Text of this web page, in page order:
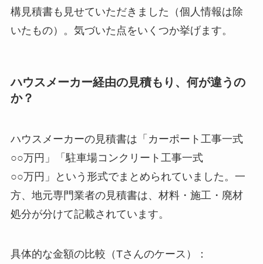
構見積書も見せていただきました（個人情報は除
いたもの）。気づいた点をいくつか挙げます。
ハウスメーカー経由の見積もり、何が違うの
か？
ハウスメーカーの見積書は「カーポート工事一式
○○万円」「駐車場コンクリート工事一式
○○万円」という形式でまとめられていました。一
方、地元専門業者の見積書は、材料・施工・廃材
処分が分けて記載されています。
具体的な金額の比較（Tさんのケース）：